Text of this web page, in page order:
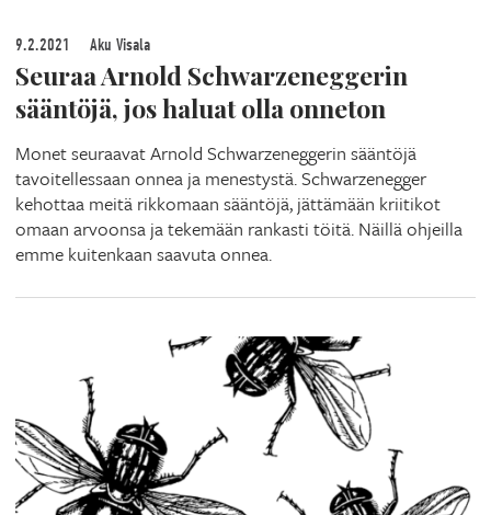
9.2.2021 Aku Visala
Seuraa Arnold Schwarzeneggerin
sääntöjä, jos haluat olla onneton
Monet seuraavat Arnold Schwarzeneggerin sääntöjä
tavoitellessaan onnea ja menestystä. Schwarzenegger
kehottaa meitä rikkomaan sääntöjä, jättämään kriitikot
omaan arvoonsa ja tekemään rankasti töitä. Näillä ohjeilla
emme kuitenkaan saavuta onnea.